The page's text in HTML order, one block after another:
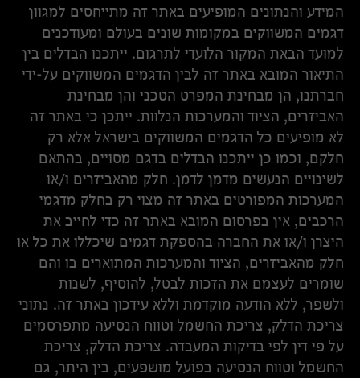
המידע והנתונים המופיעים באתר זה מתייחסים למגוון
דגמים המשווקים במקומות שונים בעולם ומעודכנים
למועד הבאת המקור הלועדי לתרגום. ייתכנו הבדלים בין
התיאור המובא באתר זה לבין הדגמים המשווקים על-ידי
חברתנו, הן מבחינת המפרט הטכני והן מבחינת
האביזרים, הציוד והמערכות הנלוות. ייתכן כי באתר זה
לא מופיעים כל הדגמים המשווקים בישראל אלא רק
חלקם, וכמו כן ייתכנו הבדלים בדגם מסויים, בהתאם
לשינויים הנעשים מדמן לדמן. חלק מהאביזרים ו/או
המערכות המפורטים באתר זה מצוי רק בחלק מדגמי
הרכבים, אין בפרסום המובא באתר זה כדי לחייב את
היצרן ו/או את החברה בהספקת דגמים שיכללו את כל או
חלק מהאביזרים, הציוד והמערכות המתוארים בו והם
שומרים לעצמם את הזכות לבטל, להוסיף, לשנות
ולשפר, ללא הודעה מוקדמת וללא עידכון באתר זה. נתוני
צריכת הדלק, צריכת החשמל וטווח הנסיעה מתפרסמים
על פי דין לפי בדיקות המעבדה. צריכת הדלק, צריכת
החשמל וטווח הנסיעה בפועל מושפעים, בין היתר, גם